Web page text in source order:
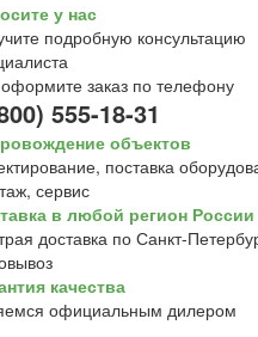
у нас
подробную консультацию
заказ по телефону
555-18-31
объектов
поставка
сервис
в любой регион России
доставка по Санкт-
качества
официальным дилером